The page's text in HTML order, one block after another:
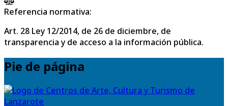
Referencia normativa:
Art. 28 Ley 12/2014, de 26 de diciembre, de
transparencia y de acceso a la información pública.
Pie de página